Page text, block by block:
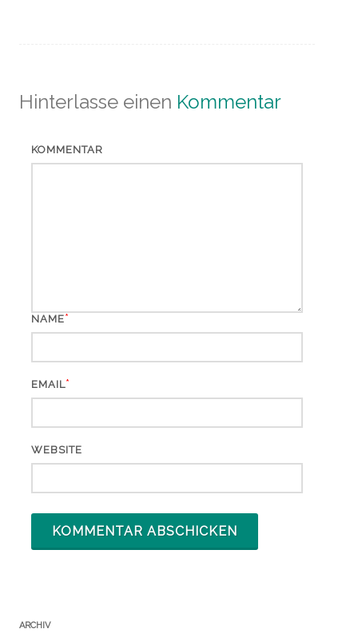
Hinterlasse einen Kommentar
KOMMENTAR
NAME*
EMAIL*
WEBSITE
ARCHIV